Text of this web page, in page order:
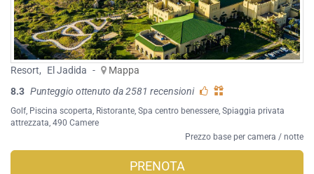
Resort, El Jadida -
Mappa
8.3 Punteggio ottenuto da 2581 recensioni
Golf Piscina scoperta Ristorante Spa centro benessere Spiaggia privata
attrezzata , 490 Camere
Prezzo base per camera / notte
PRENOTA